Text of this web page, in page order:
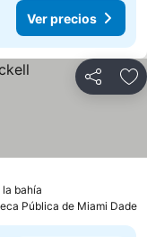
Ver precios
Compartir
bahía
Pública de Miami Dade